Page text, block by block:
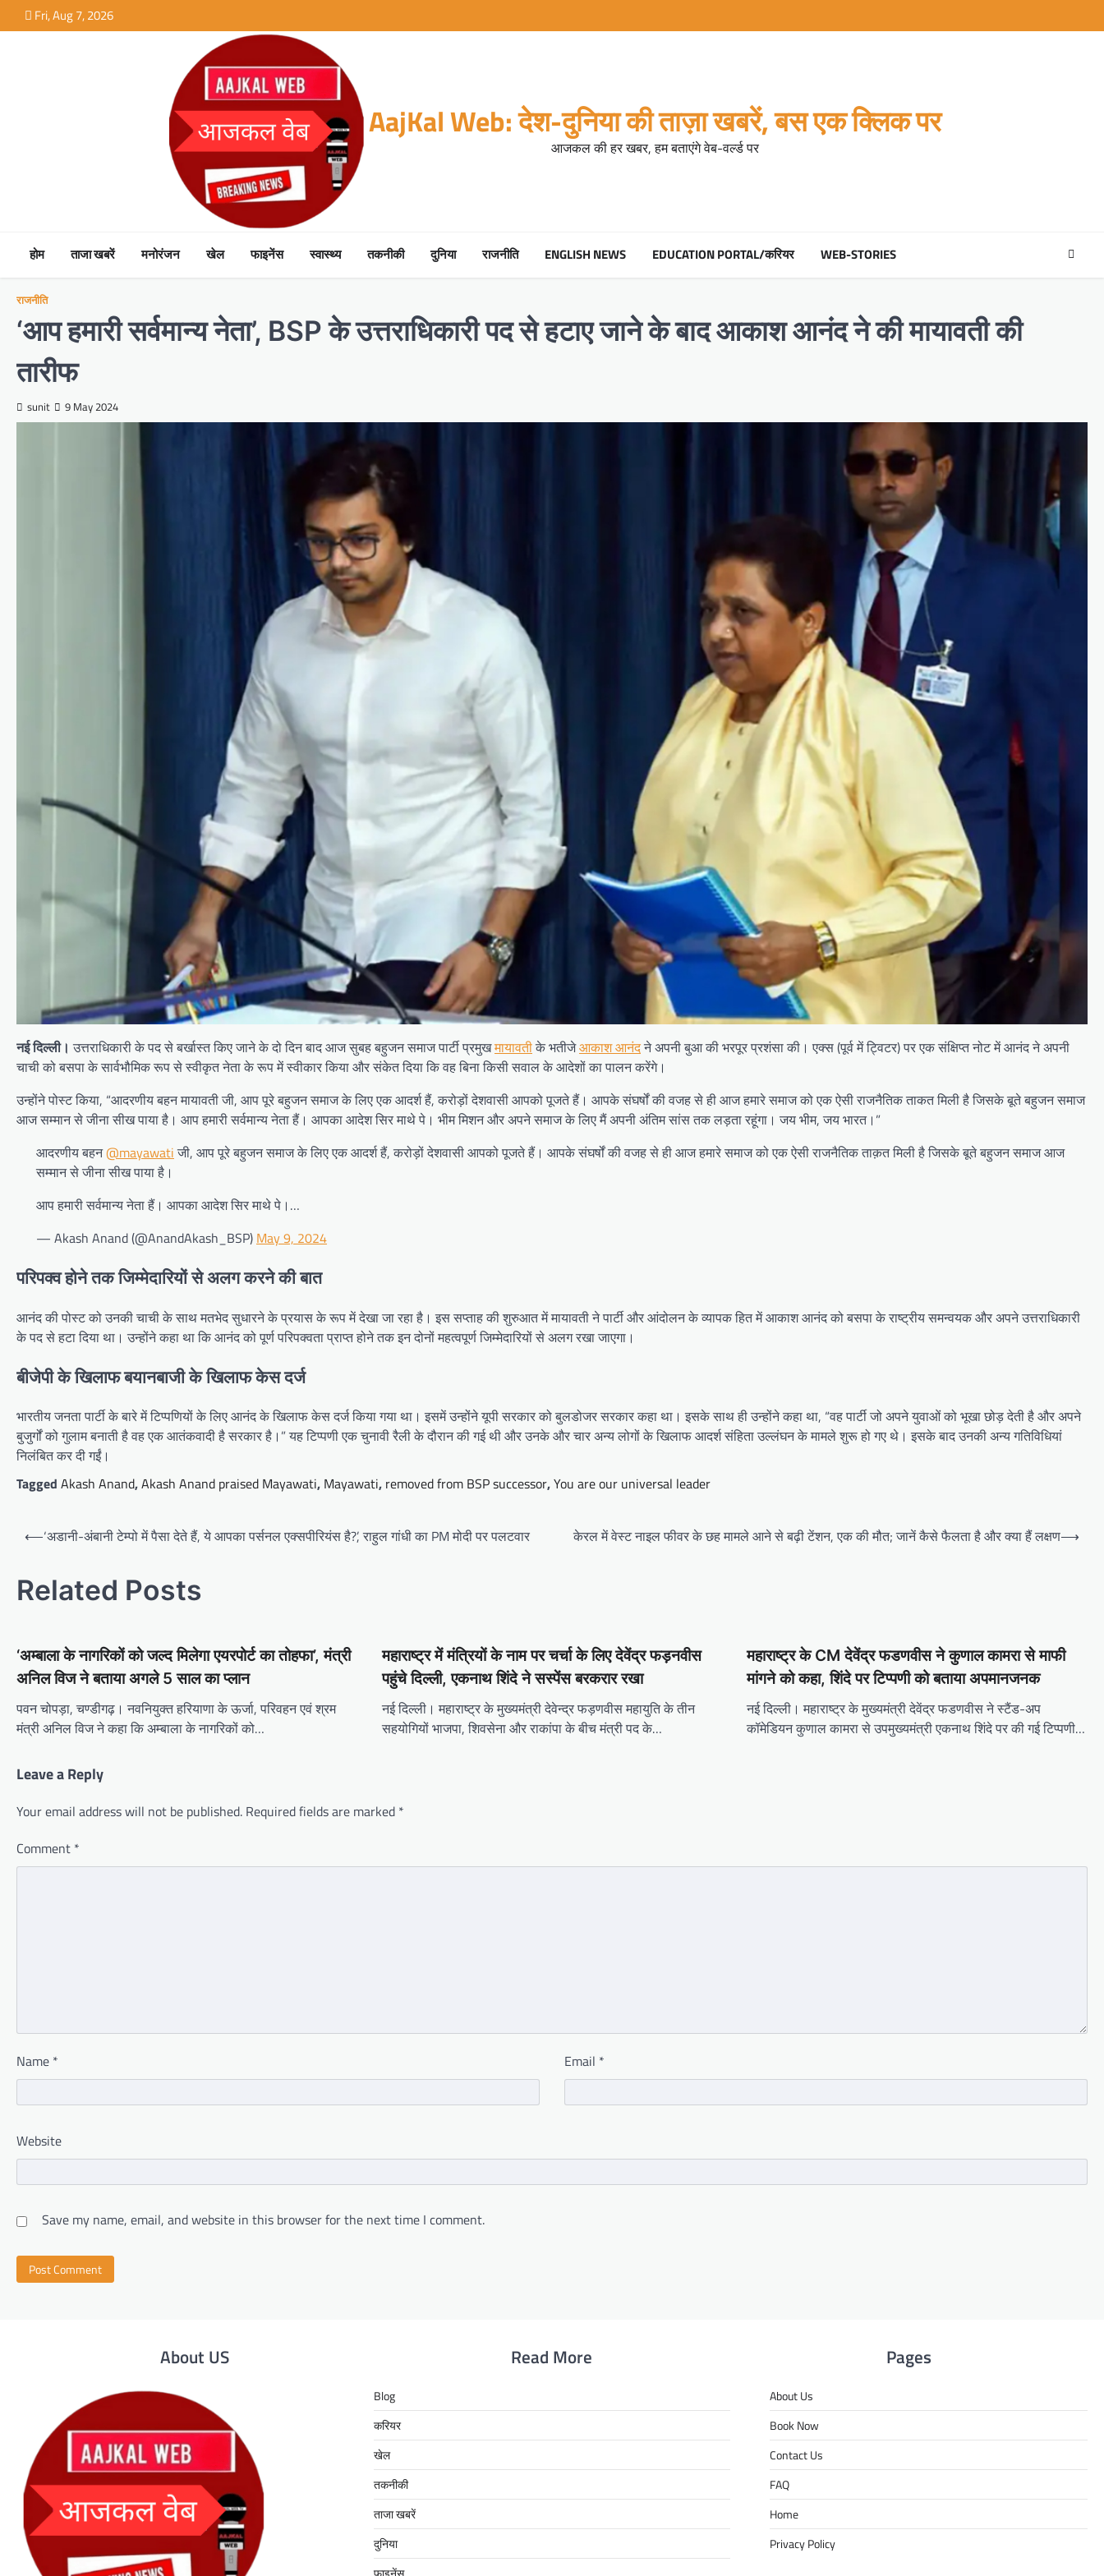
to
Fri, Aug 7, 2026
AajKal Web: देश-दुनिया की ताज़ा खबरें, बस एक क्लिक पर
आजकल की हर खबर, हम बताएंगे वेब-वर्ल्ड पर
होम ताजा खबरें मनोरंजन खेल फाइनेंस स्वास्थ्य तकनीकी दुनिया राजनीति ENGLISH NEWS EDUCATION PORTAL/करियर WEB-STORIES
राजनीति
‘आप हमारी सर्वमान्य नेता’, BSP के उत्तराधिकारी पद से हटाए जाने के बाद आकाश आनंद ने की मायावती की
तारीफ
sunit 9 May 2024
नई दिल्ली। उत्तराधिकारी के पद से बर्खास्त किए जाने के दो दिन बाद आज सुबह बहुजन समाज पार्टी प्रमुखमायावतीके भतीजेआकाश आनंदने अपनी बुआ की भरपूर प्रशंसा की। एक्स (पूर्व में ट्विटर) पर एक संक्षिप्त नोट में आनंद ने अपनी
चाची को बसपा के सार्वभौमिक रूप से स्वीकृत नेता के रूप में स्वीकार किया और संकेत दिया कि वह बिना किसी सवाल के आदेशों का पालन करेंगे।
उन्होंने पोस्ट किया, “आदरणीय बहन मायावती जी, आप पूरे बहुजन समाज के लिए एक आदर्श हैं, करोड़ों देशवासी आपको पूजते हैं। आपके संघर्षों की वजह से ही आज हमारे समाज को एक ऐसी राजनैतिक ताकत मिली है जिसके बूते बहुजन समाज
आज सम्मान से जीना सीख पाया है। आप हमारी सर्वमान्य नेता हैं। आपका आदेश सिर माथे पे। भीम मिशन और अपने समाज के लिए मैं अपनी अंतिम सांस तक लड़ता रहूंगा। जय भीम, जय भारत।”
आदरणीय बहन@mayawatiजी, आप पूरे बहुजन समाज के लिए एक आदर्श हैं, करोड़ों देशवासी आपको पूजते हैं। आपके संघर्षों की वजह से ही आज हमारे समाज को एक ऐसी राजनैतिक ताक़त मिली है जिसके बूते बहुजन समाज आज
सम्मान से जीना सीख पाया है।
आप हमारी सर्वमान्य नेता हैं। आपका आदेश सिर माथे पे।…
— Akash Anand (@AnandAkash_BSP) May 9, 2024
परिपक्व होने तक जिम्मेदारियों से अलग करने की बात
आनंद की पोस्ट को उनकी चाची के साथ मतभेद सुधारने के प्रयास के रूप में देखा जा रहा है। इस सप्ताह की शुरुआत में मायावती ने पार्टी और आंदोलन के व्यापक हित में आकाश आनंद को बसपा के राष्ट्रीय समन्वयक और अपने उत्तराधिकारी
के पद से हटा दिया था। उन्होंने कहा था कि आनंद को पूर्ण परिपक्वता प्राप्त होने तक इन दोनों महत्वपूर्ण जिम्मेदारियों से अलग रखा जाएगा।
बीजेपी के खिलाफ बयानबाजी के खिलाफ केस दर्ज
भारतीय जनता पार्टी के बारे में टिप्पणियों के लिए आनंद के खिलाफ केस दर्ज किया गया था। इसमें उन्होंने यूपी सरकार को बुलडोजर सरकार कहा था। इसके साथ ही उन्होंने कहा था, “वह पार्टी जो अपने युवाओं को भूखा छोड़ देती है और अपने
बुजुर्गों को गुलाम बनाती है वह एक आतंकवादी है सरकार है।” यह टिप्पणी एक चुनावी रैली के दौरान की गई थी और उनके और चार अन्य लोगों के खिलाफ आदर्श संहिता उल्लंघन के मामले शुरू हो गए थे। इसके बाद उनकी अन्य गतिविधियां
निलंबित कर दी गईं।
Tagged Akash Anand,Akash Anand praised Mayawati, Mayawati, removed from BSP successor,You are our universal leader
Post
⟵‘अडानी-अंबानी टेम्पो में पैसा देते हैं, ये आपका पर्सनल एक्सपीरियंस है?’, राहुल गांधी का PM मोदी पर पलटवार केरल में वेस्ट नाइल फीवर के छह मामले आने से बढ़ी टेंशन, एक की मौत; जानें कैसे फैलता है और क्या हैं लक्षण⟶
Related Posts
‘अम्बाला के नागरिकों को जल्द मिलेगा एयरपोर्ट का तोहफा’, मंत्री
अनिल विज ने बताया अगले 5 साल का प्लान
पवन चोपड़ा, चण्डीगढ़। नवनियुक्त हरियाणा के ऊर्जा, परिवहन एवं श्रम
मंत्री अनिल विज ने कहा कि अम्बाला के नागरिकों को…
महाराष्ट्र में मंत्रियों के नाम पर चर्चा के लिए देवेंद्र फड़नवीस
पहुंचे दिल्ली, एकनाथ शिंदे ने सस्पेंस बरकरार रखा
नई दिल्ली। महाराष्ट्र के मुख्यमंत्री देवेन्द्र फड़णवीस महायुति के तीन
सहयोगियों भाजपा, शिवसेना और राकांपा के बीच मंत्री पद के…
महाराष्ट्र के CM देवेंद्र फडणवीस ने कुणाल कामरा से माफी
मांगने को कहा, शिंदे पर टिप्पणी को बताया अपमानजनक
नई दिल्ली। महाराष्ट्र के मुख्यमंत्री देवेंद्र फडणवीस ने स्टैंड-अप
कॉमेडियन कुणाल कामरा से उपमुख्यमंत्री एकनाथ शिंदे पर की गई टिप्पणी…
Leave a Reply
Your email address will not be published. Required fields are marked *
Comment *
Name * Email *
Website
Save my name, email, and website in this browser for the next time I comment.
About US Read More
Blog
करियर
खेल
तकनीकी
ताजा खबरें
दुनिया
Pages
About Us
Book Now
Contact Us
FAQ
Home
Privacy Policy